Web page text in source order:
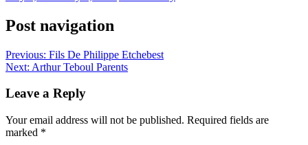
Post navigation
Previous: Fils De Philippe Etchebest
Next: Arthur Teboul Parents
Leave a Reply
Your email address will not be published. Required fields are
marked *